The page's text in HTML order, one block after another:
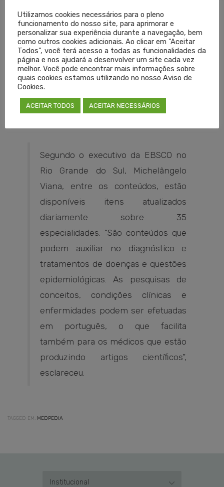
Rehabilitation e Cochrane), a plataforma disponibiliza fontes
para pesquisa biomédica, revisão sistemática e prática
clínica.
Para acessar, o médico precisa estar com seu cadastro
atualizado no Conselho. Na página inicial do site
cremers.org.br), clicar em Login do Médico e inserir seus
dados (e-mail e senha) conforme perfil (médico ou
Segundo o executivo da EBSCO no
Rio Grande do Sul, Michelângelo
Viana, entre os conteúdos, estão
disponíveis itens atualizados
diariamente sobre 35
especialidades. “São conteúdos que
podem auxiliar no diagnóstico e
tratamentos de doenças e questões
epidemiológicas. As pesquisas de
conceitos, condições clínicas e
enfermidades podem ser efetuadas
em português, o que facilita
também para os médicos que estão
produzindo artigos científicos”,
esclareceu.
TAGGED EM: MEDPEDIA
Institucional
Utilizamos cookies necessários para o pleno
funcionamento do nosso site, para aprimorar e
personalizar sua experiência durante a navegação, bem
como outros cookies adicionais. Ao clicar em "Aceitar
Todos", você terá acesso a todas as funcionalidades da
página e nos ajudará a desenvolver um site cada vez
melhor. Você pode encontrar mais informações sobre
quais cookies estamos utilizando no nosso Aviso de
Cookies.
ACEITAR TODOS ACEITAR NECESSÁRIOS